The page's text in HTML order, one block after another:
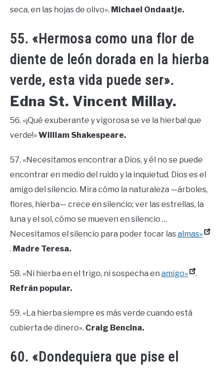
seca, en las hojas de olivo». Michael Ondaatje.
55. «Hermosa como una flor de
diente de león dorada en la hierba
verde, esta vida puede ser».
Edna St. Vincent Millay.
56. «¡Qué exuberante y vigorosa se ve la hierba! que
verde!»William Shakespeare.
57. «Necesitamos encontrar a Dios, y él no se puede
encontrar en medio del ruido y la inquietud. Dios es el
amigo del silencio. Mira cómo la naturaleza —árboles,
flores, hierba— crece en silencio; ver las estrellas, la
luna y el sol, cómo se mueven en silencio …
Necesitamos el silencio para poder tocar lasalmas»
. Madre Teresa.
58. «Ni hierba en el trigo, ni sospecha en amigo»
.
Refrán popular.
59. «La hierba siempre es más verde cuando está
cubierta de dinero». Craig Bencina.
60. «Dondequiera que pise el